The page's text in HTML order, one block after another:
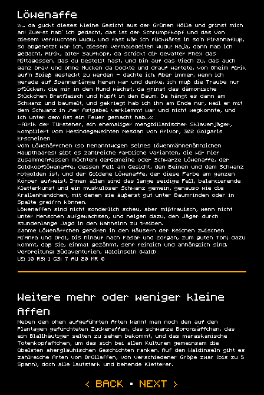
Löwenaffe
»... da guckt dieses kleine Gesicht aus der Grünen Hölle und grinst mich
an! Zuerst hab' ich gedacht, das ist der Schrumpfkopf und das von
diesem verfluchten Wudu, und fast wär ich rückwärts in so'n Piranhafluß,
so abgehetzt war ich, diesem vermaledeiten Wudu! Naja, dann hab ich
gedacht, Alrik, alter Saufkopf, da schickt dir Gevatter Phex das
Mittagessen, das du bestellt hast, und bin auf das Viech zu, das auch
ganz brav und ohne Mucken da bockte und drauf wartete, von Oheim Alrik
auf'n Spieß gesteckt zu werden – dachte ich. Aber immer, wenn ich
gerade auf Spannenlänge heran war und denke, ich muß die Traube nur
pflücken, die mir in den Mund wächst, da grinst das dämonische
Stückchen Bratfleisch und hüpft in den Baum. Da hängt es dann am
Schwanz und baumelt, und gekriegt hab ich ihn am Ende nur, weil er mit
dem Schwanz in ‘ner Astgabel verklemmt war und nicht wegkonnte, und
ich unter dem Ast ein Feuer gemacht hab...«
—Alrik der Türsteher, ein ehemaliger mengbillanischer Sklavenjäger,
kompiliert vom Hesindegeweihten Nesdan von Arivor, 302 Golgaris
Erscheinen
Vom Löwenäffchen (so henanntwcgen seines löwenmähnenähnlichen
Haupthaares) gibt es zahlreiche farbliche Varianten, die wir hier
zusammenfassen möchten: derGemeine oder Schwarze Löwenaffe, der
Goldkopflöwenaffe, dessen Fell am Gesicht, den Beinen und dem Schwanz
rotgolden ist, und der Goldene Löwenaffe, der diese Farbe am ganzen
Körper aufweist. Ihnen allen sind das lange seidige Fell, balancierende
Kletterkunst und ein muskulöser Schwanz gemein, genauso wie die
Krallenhändchen, mit denen sie äußerst gut unter Baumrinden oder in
Spalte greifrn können.
Löwenaffen sind nicht sonderlich scheu, aber mißtrauisch, wenn nicht
unter Menschen aufgewachsen, und neigen dazu, den Jäger durch
stundenlange Jagd in den Wahnsinn zu treiben.
Zahme Löwenäffchen gehören in den Häusern der Reichen zwischen
Al'Anfa und Drol, bis hinauf nach Fasar und Zorgan, zum guten Ton; dazu
kommt, daß sie, einmal gezähmt, sehr reinlich und anhänglich sind.
Verbreitung: Südaventurien, Waldinseln (Wald)
LE: 10 RS: 1 GS: 7 AU 20 MR 0
Weitere mehr oder weniger kleine
Affen
Neben den ohen aufgeführten Arten kennt man noch den auf den
Plantagen gefürchteten Zuckeraffen, das schwarze Boronsäffchen, das
ein Blallhäutiger selten zu sehen bekommt, und das maraskanische
Totenkopfaftchen, um das sich bei allen Kulturen gemeinsam die
übelsten ahergläuhischen Geschichten ranken. Auf den Waldinseln giht es
zahlreiche Arten von Brüllaffen, von verschiedener Größe zwar (bis zu 5
Spann), doch alle lautstark und behende Kletterer.
‹ BACK · NEXT ›